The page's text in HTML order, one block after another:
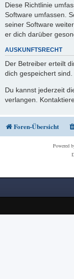
Diese Richtlinie
Software umfassen.
seiner Software
er dich darüber
AUSKUNFTSRECHT
Der Betreiber erteilt
dich gespeichert sind.
Du kannst jederzeit
verlangen.
Foren-Übersicht
Powered